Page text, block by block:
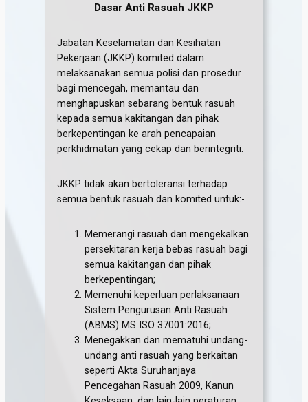
Dasar Anti Rasuah JKKP
Jabatan Keselamatan dan Kesihatan
Pekerjaan (JKKP) komited dalam
melaksanakan semua polisi dan prosedur
bagi mencegah, memantau dan
menghapuskan sebarang bentuk rasuah
kepada semua kakitangan dan pihak
berkepentingan ke arah pencapaian
perkhidmatan yang cekap dan berintegriti.
JKKP tidak akan bertoleransi terhadap
semua bentuk rasuah dan komited untuk:-
Memerangi rasuah dan mengekalkan
persekitaran kerja bebas rasuah bagi
semua kakitangan dan pihak
berkepentingan;
Memenuhi keperluan perlaksanaan
Sistem Pengurusan Anti Rasuah
(ABMS) MS ISO 37001:2016;
Menegakkan dan mematuhi undang-
undang anti rasuah yang berkaitan
seperti Akta Suruhanjaya
Pencegahan Rasuah 2009, Kanun